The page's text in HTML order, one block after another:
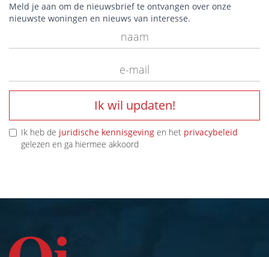
Meld je aan om de nieuwsbrief te ontvangen over onze
nieuwste woningen en nieuws van interesse.
Ik wil updaten!
Ik heb de juridische kennisgeving en het privacybeleid
gelezen en ga hiermee akkoord